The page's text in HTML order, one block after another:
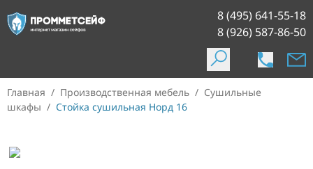
8 (495) 641-55-18
8 (926) 587-86-50
Главная / Производственная мебель / Сушильные
шкафы / Стойка сушильная Норд 16